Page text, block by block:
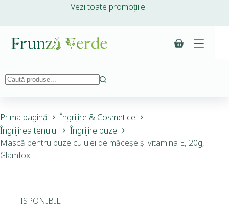
Vezi toate promoțiile
Prima pagină
Îngrijire & Cosmetice
Îngrijirea tenului
Îngrijire buze
Mască pentru buze cu ulei de măceșe și vitamina E, 20g,
Glamfox
INDISPONIBIL